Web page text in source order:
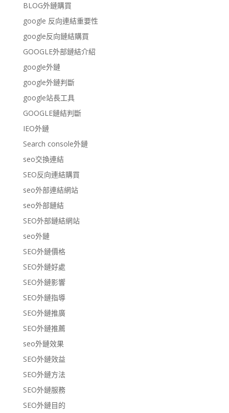
BLOG外鏈購買
google 反向連結重要性
google反向鏈結購買
GOOGLE外部鏈結介紹
google外鏈
google外鏈判斷
google站長工具
GOOGLE鏈結判斷
IEO外鏈
Search console外鏈
seo交換連結
SEO反向連結購買
seo外部連結網站
seo外部鏈結
SEO外部鏈結網站
seo外鏈
SEO外鏈價格
SEO外鏈好處
SEO外鏈影響
SEO外鏈指導
SEO外鏈推廣
SEO外鏈推薦
seo外鏈效果
SEO外鏈效益
SEO外鏈方法
SEO外鏈服務
SEO外鏈目的